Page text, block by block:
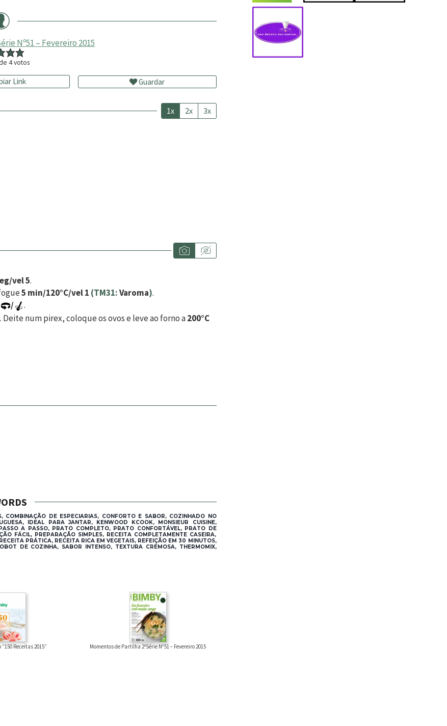
Nº51 – Fevereiro 2015
4votos
Link Guardar
1x 2x 3x
vel 5.
5 min/120°C/vel 1 (TM31:Varoma).
/
.
. Deite num pirex, coloque os ovos e leve ao forno a200°C
DE ESPECIARIAS, CONFORTO E SABOR, COZINHADO NO
IDEAL PARA JANTAR, KENWOOD KCOOK, MONSIEUR CUISINE,
A PASSO, PRATO COMPLETO, PRATO CONFORTÁVEL, PRATO DE
FÁCIL, PREPARAÇÃO SIMPLES, RECEITA COMPLETAMENTE CASEIRA,
PRÁTICA, RECEITA RICA EM VEGETAIS, REFEIÇÃO EM 30 MINUTOS,
DE COZINHA, SABOR INTENSO, TEXTURA CREMOSA, THERMOMIX,
Receitas 2015” Momentos de Partilha 2ªSérie Nº51 – Fevereiro 2015